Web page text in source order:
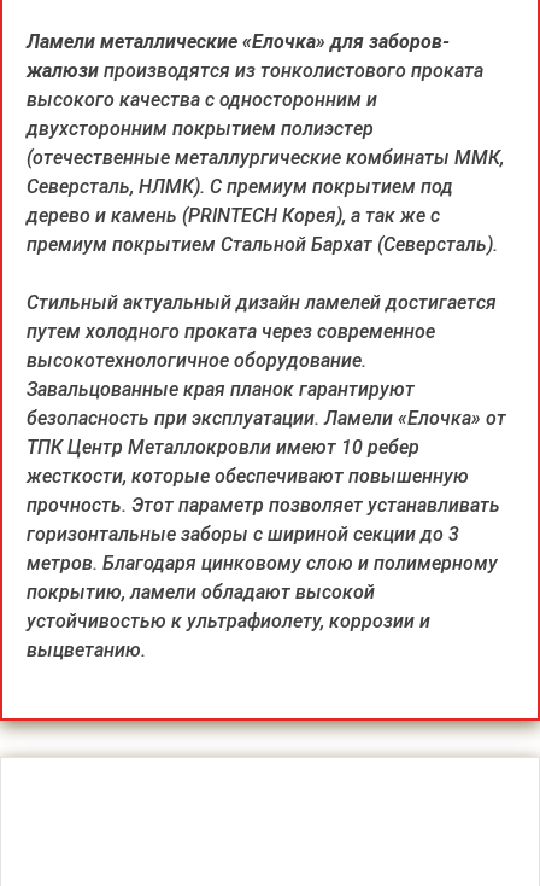
Ламели металлические «Елочка» для заборов-
жалюзи производятся из тонколистового проката
высокого качества с односторонним и
двухсторонним покрытием полиэстер
(отечественные металлургические комбинаты ММК,
Северсталь, НЛМК). С премиум покрытием под
дерево и камень (PRINTECH Корея), а так же с
премиум покрытием Стальной Бархат (Северсталь).
Стильный актуальный дизайн ламелей достигается
путем холодного проката через современное
высокотехнологичное оборудование.
Завальцованные края планок гарантируют
безопасность при эксплуатации. Ламели «Елочка» от
ТПК Центр Металлокровли имеют 10 ребер
жесткости, которые обеспечивают повышенную
прочность. Этот параметр позволяет устанавливать
горизонтальные заборы с шириной секции до 3
метров. Благодаря цинковому слою и полимерному
покрытию, ламели обладают высокой
устойчивостью к ультрафиолету, коррозии и
выцветанию.